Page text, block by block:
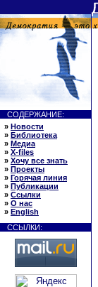
СОДЕРЖАНИЕ:
» Новости
» Библиотека
» Медиа
» X-files
» Хочу все знать
» Проекты
» Горячая линия
» Публикации
» Ссылки
» О нас
» English
ССЫЛКИ: